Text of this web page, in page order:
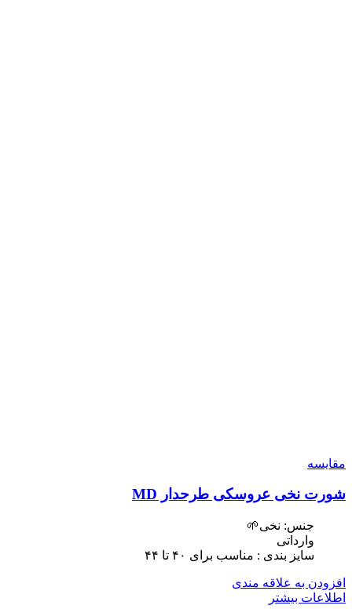
مقایسه
شورت نخی عروسکی طرحدار MD
جنس: نخی🌱
وارداتی
سایز بندی : مناسب برای ۴٠ تا ۴۴
افزودن به علاقه مندی
اطلاعات بیشتر